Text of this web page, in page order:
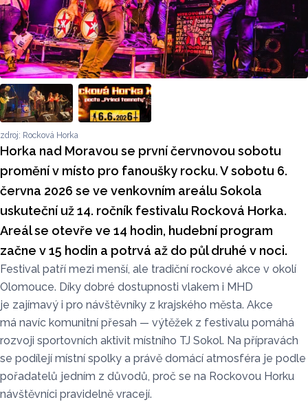
zdroj: Rocková Horka
Horka nad Moravou se první červnovou sobotu
promění v místo pro fanoušky rocku. V sobotu 6.
června 2026 se ve venkovním areálu Sokola
uskuteční už 14. ročník festivalu Rocková Horka.
Areál se otevře ve 14 hodin, hudební program
začne v 15 hodin a potrvá až do půl druhé v noci.
Festival patří mezi menší, ale tradiční rockové akce v okolí
Olomouce. Díky dobré dostupnosti vlakem i MHD
je zajímavý i pro návštěvníky z krajského města. Akce
má navíc komunitní přesah — výtěžek z festivalu pomáhá
rozvoji sportovních aktivit místního TJ Sokol. Na přípravách
se podílejí místní spolky a právě domácí atmosféra je podle
pořadatelů jedním z důvodů, proč se na Rockovou Horku
návštěvníci pravidelně vracejí.